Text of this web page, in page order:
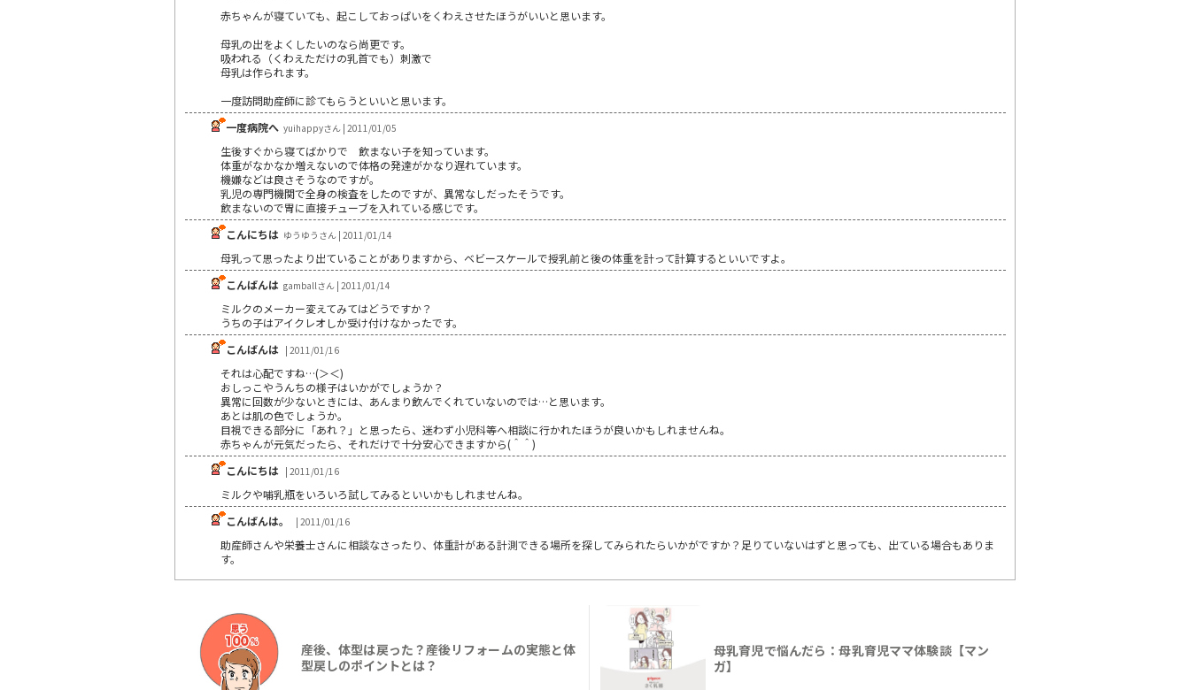
赤ちゃんが寝ていても、起こしておっぱいをくわえさせたほうがいいと思います。
母乳の出をよくしたいのなら尚更です。
吸われる（くわえただけの乳首でも）刺激で
母乳は作られます。
一度訪問助産師に診てもらうといいと思います。
一度病院へ yuihappyさん | 2011/01/05
生後すぐから寝てばかりで 飲まない子を知っています。
体重がなかなか増えないので体格の発達がかなり遅れています。
機嫌などは良さそうなのですが。
乳児の専門機関で全身の検査をしたのですが、異常なしだったそうです。
飲まないので胃に直接チューブを入れている感じです。
こんにちは ゆうゆうさん | 2011/01/14
母乳って思ったより出ていることがありますから、ベビースケールで授乳前と後の体重を計って計算するといいですよ。
こんばんは gamballさん | 2011/01/14
ミルクのメーカー変えてみてはどうですか？
うちの子はアイクレオしか受け付けなかったです。
こんばんは | 2011/01/16
それは心配ですね…(＞＜)
おしっこやうんちの様子はいかがでしょうか？
異常に回数が少ないときには、あんまり飲んでくれていないのでは…と思います。
あとは肌の色でしょうか。
目視できる部分に「あれ？」と思ったら、迷わず小児科等へ相談に行かれたほうが良いかもしれませんね。
赤ちゃんが元気だったら、それだけで十分安心できますから(＾＾)
こんにちは | 2011/01/16
ミルクや哺乳瓶をいろいろ試してみるといいかもしれませんね。
こんばんは。
| 2011/01/16
助産師さんや栄養士さんに相談なさったり、体重計がある計測できる場所を探してみられたらいかがですか？足りていないはずと思っても、出ている場合もありま
す。
産後、体型は戻った？産後リフォームの実態と体
型戻しのポイントとは？
母乳育児で悩んだら：母乳育児ママ体験談【マン
ガ】